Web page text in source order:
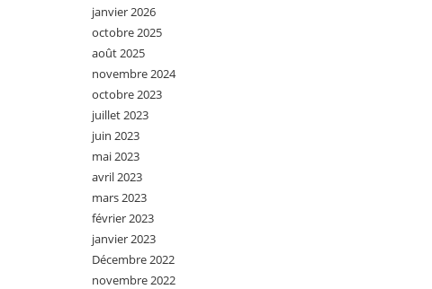
janvier 2026
octobre 2025
août 2025
novembre 2024
octobre 2023
juillet 2023
juin 2023
mai 2023
avril 2023
mars 2023
février 2023
janvier 2023
Décembre 2022
novembre 2022